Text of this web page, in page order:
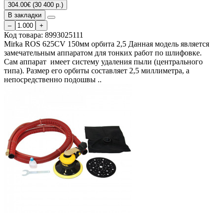
304.00€ (30 400 р.)
В закладки
–
+
Код товара: 8993025111
Mirka ROS 625CV 150мм орбита 2,5 Данная модель является
замечательным аппаратом для тонких работ по шлифовке.
Сам аппарат имеет систему удаления пыли (центрального
типа). Размер его орбиты составляет 2,5 миллиметра, а
непосредственно подошвы ..